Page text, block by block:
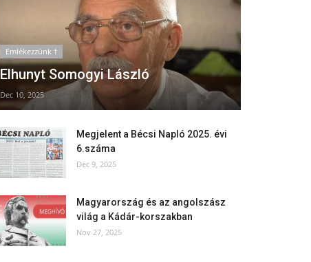
Emlékezzünk †
Elhunyt Somogyi László
Dec 10, 2025
Megjelent a Bécsi Napló 2025. évi
6.száma
Dec 9, 2025
Magyarország és az angolszász
világ a Kádár-korszakban
Nov 27, 2025